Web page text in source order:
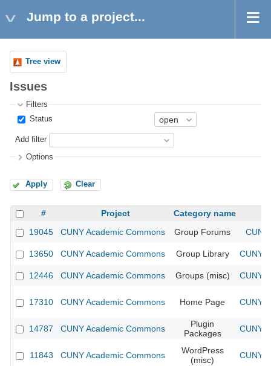
Jump to a project...
Tree view
Issues
Filters
Status
Add filter
Options
Apply Clear
# Project
Category name
19045
CUNY Academic Commons Group Forums
13650 CUNY Academic Commons Group Library CUNY
12446 CUNY Academic Commons Groups (misc) CUNY
17310 CUNY Academic Commons Home Page CUNY
14787 CUNY Academic Commons
Plugin
Packages
CUNY
11843 CUNY Academic Commons
WordPress
(misc)
CUNY